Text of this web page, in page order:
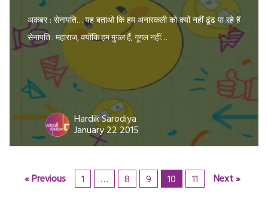
अकबर : सेनापति… यह बताओ कि हम अनारकली को क्यों नहीं ढूंढ पा रहे हैं
सेनापति : महाराज, क्योंकि हम मुगल हैं, गूगल नहीं…
Hardik Sarodiya
January 22 2015
« Previous 1 … 8 9 10 11 Next »